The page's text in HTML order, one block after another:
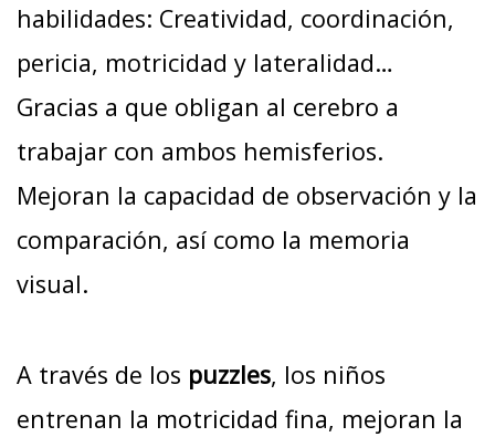
habilidades: Creatividad, coordinación,
pericia, motricidad y lateralidad…
Gracias a que obligan al cerebro a
trabajar con ambos hemisferios.
Mejoran la capacidad de observación y la
comparación, así como la memoria
visual.
A través de los puzzles, los niños
entrenan la motricidad fina, mejoran la